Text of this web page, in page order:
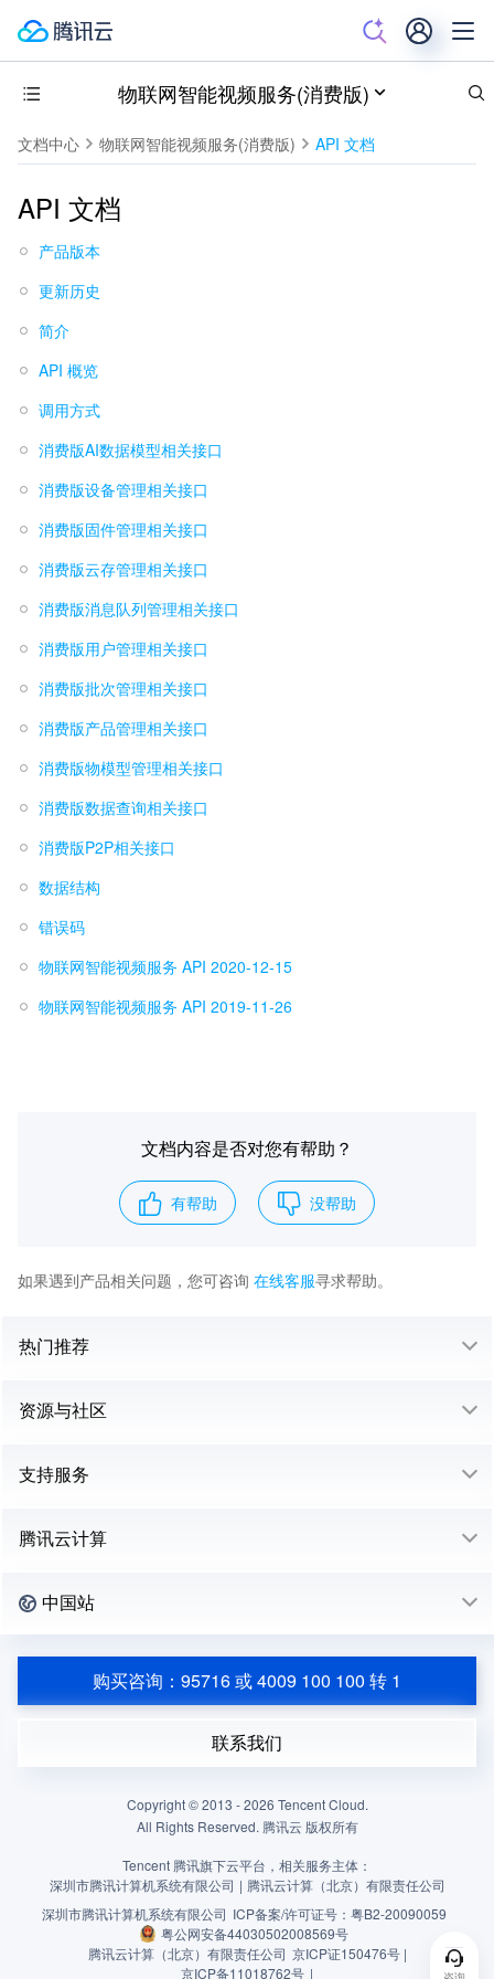
物联网智能视频服务(消费版)
文档中心 物联网智能视频服务(消费版) API 文档
API 文档
产品版本
更新历史
简介
API 概览
调用方式
消费版AI数据模型相关接口
消费版设备管理相关接口
消费版固件管理相关接口
消费版云存管理相关接口
消费版消息队列管理相关接口
消费版用户管理相关接口
消费版批次管理相关接口
消费版产品管理相关接口
消费版物模型管理相关接口
消费版数据查询相关接口
消费版P2P相关接口
数据结构
错误码
物联网智能视频服务 API 2020-12-15
物联网智能视频服务 API 2019-11-26
文档内容是否对您有帮助？
有帮助 没帮助
如果遇到产品相关问题，您可咨询 在线客服寻求帮助。
热门推荐
资源与社区
支持服务
腾讯云计算
中国站
购买咨询：95716 或 4009 100 100 转 1
联系我们
Copyright © 2013 -2026 Tencent Cloud.
All Rights Reserved. 腾讯云 版权所有
Tencent 腾讯旗下云平台，相关服务主体：
深圳市腾讯计算机系统有限公司 | 腾讯云计算（北京）有限责任公司
深圳市腾讯计算机系统有限公司 ICP备案/许可证号： 粤B2-20090059
粤公网安备44030502008569号
腾讯云计算（北京）有限责任公司 京ICP证150476号 |
京ICP备11018762号 |